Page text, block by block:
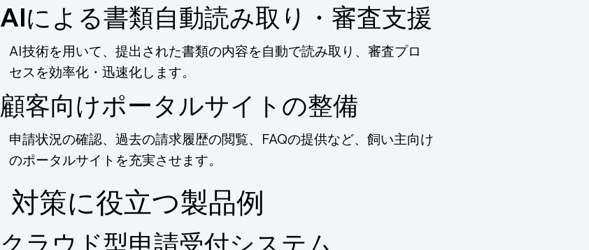
AIによる書類自動読み取り・審査支援
AI技術を用いて、提出された書類の内容を自動で読み取り、審査プロ
セスを効率化・迅速化します。
顧客向けポータルサイトの整備
申請状況の確認、過去の請求履歴の閲覧、FAQの提供など、飼い主向け
のポータルサイトを充実させます。
​対策に役立つ製品例
クラウド型申請受付システム